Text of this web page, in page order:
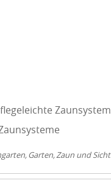
Garten Zaun und